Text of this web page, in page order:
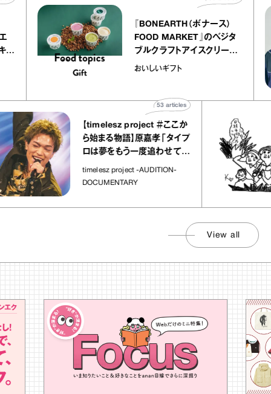
リエ
プ キャ
『BONEARTH（ボナース）
FOOD MARKET』のベジタ
ブルクラフトアイスクリーム
｜真野知子の「おいしいギフ
おいしいギフト
【timelesz project ＃ここか
ら始まる物語】原嘉孝「タイプ
ロは夢をもう一度追わせてく
timelesz project -AUDITION-
DOCUMENTARY
articles
View all